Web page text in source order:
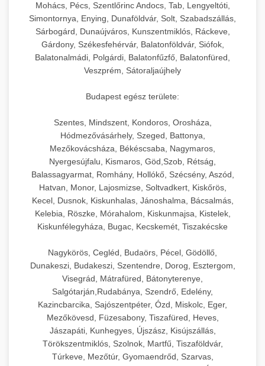
Mohács, Pécs, Szentlőrinc Andocs, Tab, Lengyeltóti,
Simontornya, Enying, Dunaföldvár, Solt, Szabadszállás,
Sárbogárd, Dunaújváros, Kunszentmiklós, Ráckeve,
Gárdony, Székesfehérvár, Balatonföldvár, Siófok,
Balatonalmádi, Polgárdi, Balatonfűzfő, Balatonfüred,
Veszprém, Sátoraljaújhely
Budapest egész területe:
Szentes, Mindszent, Kondoros, Orosháza,
Hódmezővásárhely, Szeged, Battonya,
Mezőkovácsháza, Békéscsaba, Nagymaros,
Nyergesújfalu, Kismaros, Göd,Szob, Rétság,
Balassagyarmat, Romhány, Hollókő, Szécsény, Aszód,
Hatvan, Monor, Lajosmizse, Soltvadkert, Kiskőrös,
Kecel, Dusnok, Kiskunhalas, Jánoshalma, Bácsalmás,
Kelebia, Röszke, Mórahalom, Kiskunmajsa, Kistelek,
Kiskunfélegyháza, Bugac, Kecskemét, Tiszakécske
Nagykörös, Cegléd, Budaörs, Pécel, Gödöllő,
Dunakeszi, Budakeszi, Szentendre, Dorog, Esztergom,
Visegrád, Mátrafüred, Bátonyterenye,
Salgótarján,Rudabánya, Szendrő, Edelény,
Kazincbarcika, Sajószentpéter, Ózd, Miskolc, Eger,
Mezőkövesd, Füzesabony, Tiszafüred, Heves,
Jászapáti, Kunhegyes, Újszász, Kisújszállás,
Törökszentmiklós, Szolnok, Martfű, Tiszaföldvár,
Túrkeve, Mezőtúr, Gyomaendrőd, Szarvas,